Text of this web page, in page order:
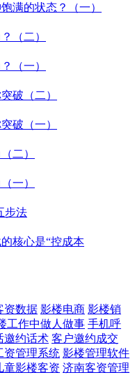
满的状态？（一）
（二）
（一）
破（二）
破（一）
二）
一）
步法
核心是“控成本
资数据 影楼电商 影楼销
工作中做人做事 手机呼
邀约话术 客户邀约成交
资管理系统 影楼管理软件
童影楼客资 济南客资管理